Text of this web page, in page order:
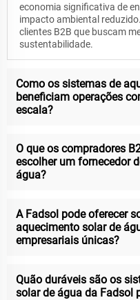
economia significativa de
impacto ambiental
clientes B2B que buscam
sustentabilidade.
Como os sistemas de
beneficiam operações
escala?
O que os compradores
escolher um fornecedor
água?
A Fadsol pode oferecer
aquecimento solar de
empresariais únicas?
Quão duráveis são os
solar de água da Fadsol